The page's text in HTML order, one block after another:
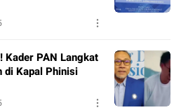
Kader PAN Langkat
di Kapal Phinisi